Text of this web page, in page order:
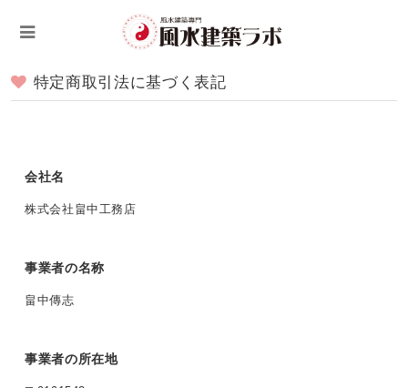
特定商取引法に基づく表記
会社名
株式会社畠中工務店
事業者の名称
畠中傳志
事業者の所在地